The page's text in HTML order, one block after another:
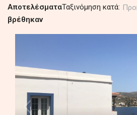
Αποτελέσματα
βρέθηκαν
Ταξινόμηση κατά: